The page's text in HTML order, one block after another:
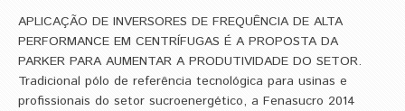
APLICAÇÃO DE INVERSORES DE FREQUÊNCIA DE ALTA
PERFORMANCE EM CENTRÍFUGAS É A PROPOSTA DA
PARKER PARA AUMENTAR A PRODUTIVIDADE DO SETOR.
Tradicional pólo de referência tecnológica para usinas e
profissionais do setor sucroenergético, a Fenasucro 2014